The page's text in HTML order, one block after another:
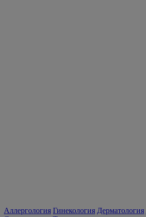
Аллергология Гинекология Дерматология